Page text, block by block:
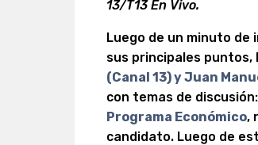
13/T13 En Vivo.
Luego de un minuto de
sus principales puntos,
(Canal 13) y Juan
con temas de discusión:
Programa Económico,
candidato. Luego de